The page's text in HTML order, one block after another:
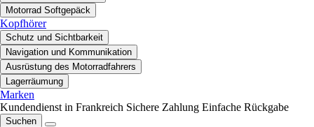
Motorrad Softgepäck
Kopfhörer
Schutz und Sichtbarkeit
Navigation und Kommunikation
Ausrüstung des Motorradfahrers
Lagerräumung
Marken
Kundendienst in Frankreich Sichere Zahlung Einfache Rückgabe
Suchen